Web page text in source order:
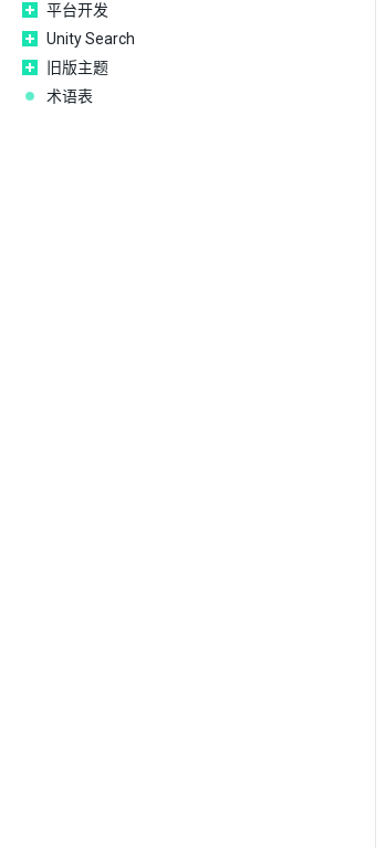
平台开发
Unity Search
旧版主题
术语表